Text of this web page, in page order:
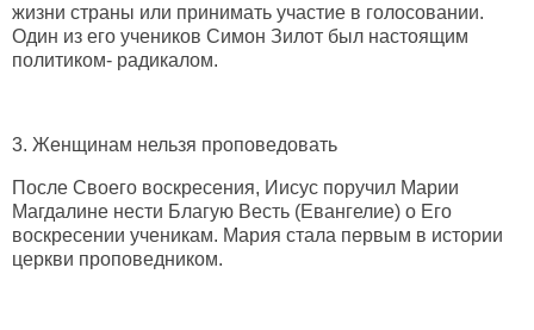
жизни страны или принимать участие в голосовании.
Один из его учеников Симон Зилот был настоящим
политиком- радикалом.
3. Женщинам нельзя проповедовать
После Своего воскресения, Иисус поручил Марии
Магдалине нести Благую Весть (Евангелие) о Его
воскресении ученикам. Мария стала первым в истории
церкви проповедником.